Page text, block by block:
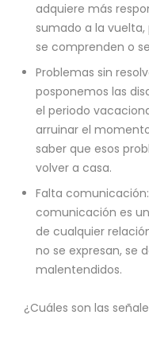
adquiere más
sumado a la
se comprenden o
Problemas sin
posponemos las
el periodo
arruinar el
saber que esos
volver a casa.
Falta
comunicación es
de cualquier
no se expresan, se
malentendidos.
¿Cuáles son las